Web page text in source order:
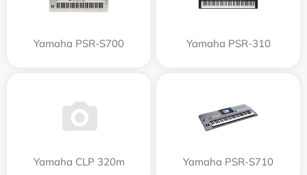
Yamaha PSR-S700 Yamaha PSR-310
Yamaha CLP 320m Yamaha PSR-S710